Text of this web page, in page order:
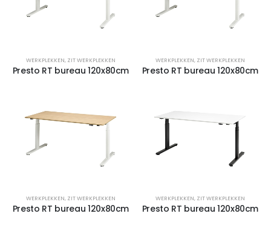
WERKPLEKKEN, ZIT WERKPLEKKEN
Presto RT bureau 120x80cm
WERKPLEKKEN, ZIT WERKPLEKKEN
Presto RT bureau 120x80cm
WERKPLEKKEN, ZIT WERKPLEKKEN
Presto RT bureau 120x80cm
WERKPLEKKEN, ZIT WERKPLEKKEN
Presto RT bureau 120x80cm